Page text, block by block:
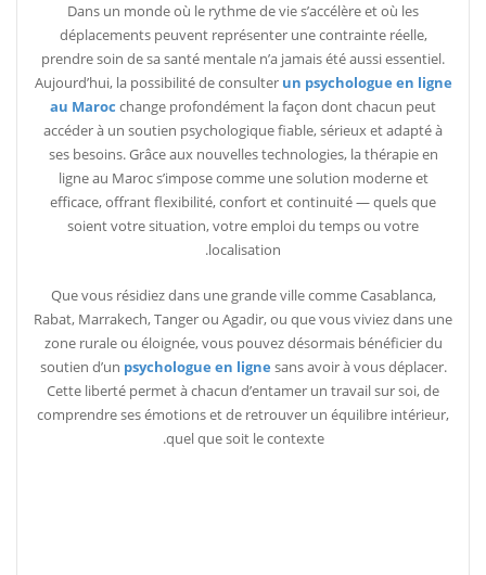
Dans un monde où le rythme de vie s’accélère et où les
déplacements peuvent représenter une contrainte réelle,
prendre soin de sa santé mentale n’a jamais été aussi essentiel.
Aujourd’hui, la possibilité de consulter un psychologue en ligne
au Maroc change profondément la façon dont chacun peut
accéder à un soutien psychologique fiable, sérieux et adapté à
ses besoins. Grâce aux nouvelles technologies, la thérapie en
ligne au Maroc s’impose comme une solution moderne et
efficace, offrant flexibilité, confort et continuité — quels que
soient votre situation, votre emploi du temps ou votre
localisation.
Que vous résidiez dans une grande ville comme Casablanca,
Rabat, Marrakech, Tanger ou Agadir, ou que vous viviez dans une
zone rurale ou éloignée, vous pouvez désormais bénéficier du
soutien d’un psychologue en ligne sans avoir à vous déplacer.
Cette liberté permet à chacun d’entamer un travail sur soi, de
comprendre ses émotions et de retrouver un équilibre intérieur,
quel que soit le contexte.